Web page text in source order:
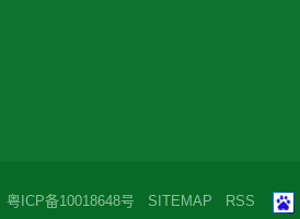
粤ICP备10018648号 SITEMAP RSS